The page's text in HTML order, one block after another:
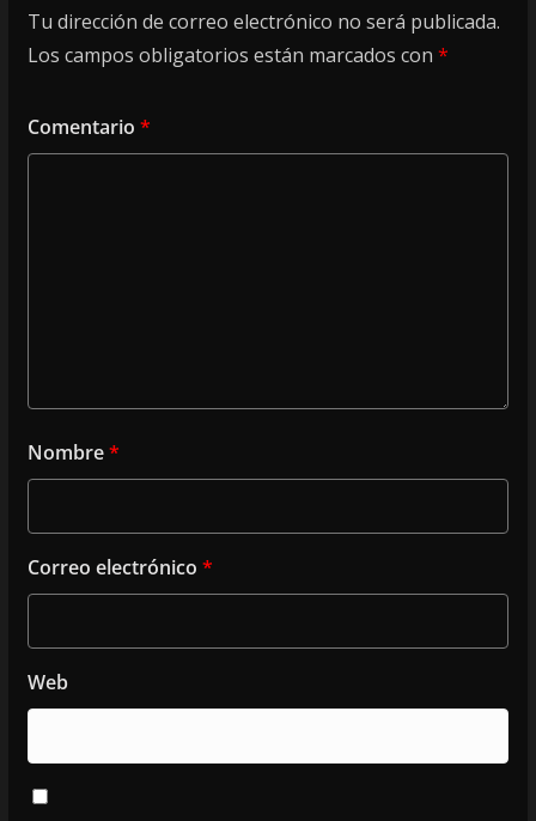
Tu dirección de correo electrónico no será publicada.
Los campos obligatorios están marcados con *
Comentario *
Nombre*
Correo electrónico *
Web